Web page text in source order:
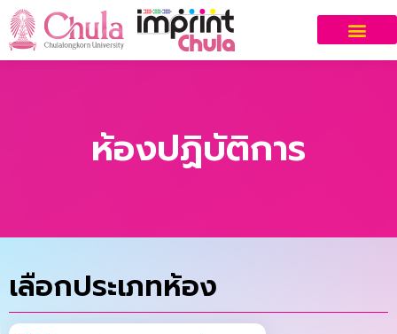
ห้องปฏิบัติการ
เลือกประเภทห้อง